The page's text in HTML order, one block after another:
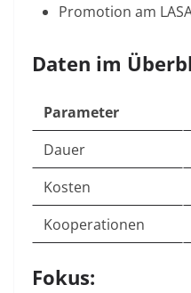
Promotion am
Daten im
Parameter
Dauer
Kosten
Kooperationen
Fokus: